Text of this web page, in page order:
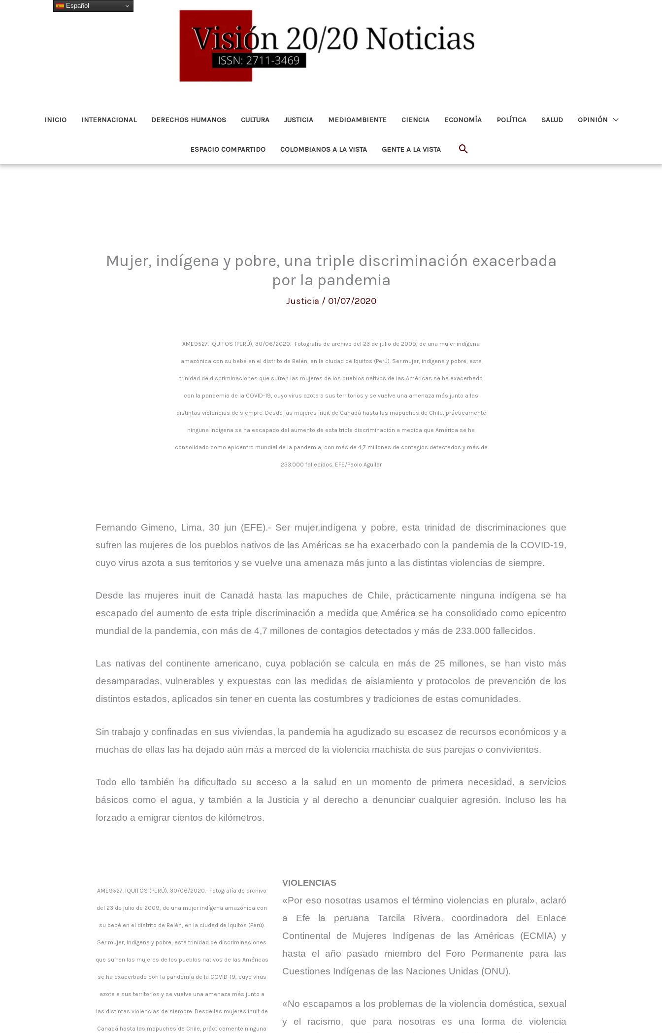
INICIO INTERNACIONAL DERECHOS HUMANOS CULTURA JUSTICIA MEDIOAMBIENTE CIENCIA ECONOMÍA POLÍTICA SALUD OPINIÓN
ESPACIO COMPARTIDO COLOMBIANOS A LA VISTA GENTE A LA VISTA Buscar
Mujer, indígena y pobre, una triple discriminación exacerbada
por la pandemia
Justicia / 01/07/2020
AME9527. IQUITOS (PERÚ), 30/06/2020.- Fotografía de archivo del 23 de julio de 2009, de una mujer indígena
amazónica con su bebé en el distrito de Belén, en la ciudad de Iquitos (Perú). Ser mujer, indígena y pobre, esta
trinidad de discriminaciones que sufren las mujeres de los pueblos nativos de las Américas se ha exacerbado
con la pandemia de la COVID-19, cuyo virus azota a sus territorios y se vuelve una amenaza más junto a las
distintas violencias de siempre. Desde las mujeres inuit de Canadá hasta las mapuches de Chile, prácticamente
ninguna indígena se ha escapado del aumento de esta triple discriminación a medida que América se ha
consolidado como epicentro mundial de la pandemia, con más de 4,7 millones de contagios detectados y más de
233.000 fallecidos. EFE/Paolo Aguilar
Fernando Gimeno, Lima, 30 jun (EFE).- Ser mujer,indígena y pobre, esta trinidad de discriminaciones que
sufren las mujeres de los pueblos nativos de las Américas se ha exacerbado con la pandemia de la COVID-19,
cuyo virus azota a sus territorios y se vuelve una amenaza más junto a las distintas violencias de siempre.
Desde las mujeres inuit de Canadá hasta las mapuches de Chile, prácticamente ninguna indígena se ha
escapado del aumento de esta triple discriminación a medida que América se ha consolidado como epicentro
mundial de la pandemia, con más de 4,7 millones de contagios detectados y más de 233.000 fallecidos.
Las nativas del continente americano, cuya población se calcula en más de 25 millones, se han visto más
desamparadas, vulnerables y expuestas con las medidas de aislamiento y protocolos de prevención de los
distintos estados, aplicados sin tener en cuenta las costumbres y tradiciones de estas comunidades.
Sin trabajo y confinadas en sus viviendas, la pandemia ha agudizado su escasez de recursos económicos y a
muchas de ellas las ha dejado aún más a merced de la violencia machista de sus parejas o convivientes.
Todo ello también ha dificultado su acceso a la salud en un momento de primera necesidad, a servicios
básicos como el agua, y también a la Justicia y al derecho a denunciar cualquier agresión. Incluso les ha
forzado a emigrar cientos de kilómetros.
AME9527. IQUITOS (PERÚ), 30/06/2020.- Fotografía de archivo
del 23 de julio de 2009, de una mujer indígena amazónica con
su bebé en el distrito de Belén, en la ciudad de Iquitos (Perú).
Ser mujer, indígena y pobre, esta trinidad de discriminaciones
que sufren las mujeres de los pueblos nativos de las Américas
se ha exacerbado con la pandemia de la COVID-19, cuyo virus
azota a sus territorios y se vuelve una amenaza más junto a
las distintas violencias de siempre. Desde las mujeres inuit de
Canadá hasta las mapuches de Chile, prácticamente ninguna
VIOLENCIAS
«Por eso nosotras usamos el término violencias en plural», aclaró
a Efe la peruana Tarcila Rivera, coordinadora del Enlace
Continental de Mujeres Indígenas de las Américas (ECMIA) y
hasta el año pasado miembro del Foro Permanente para las
Cuestiones Indígenas de las Naciones Unidas (ONU).
«No escapamos a los problemas de la violencia doméstica, sexual
y el racismo, que para nosotras es una forma de violencia
Español